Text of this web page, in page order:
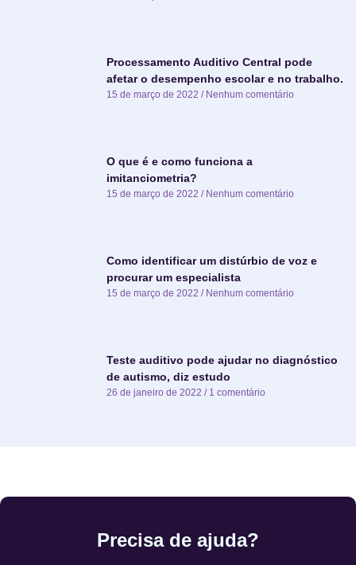
Processamento Auditivo Central pode
afetar o desempenho escolar e no trabalho.
15 de março de 2022 Nenhum comentário
O que é e como funciona a
imitanciometria?
15 de março de 2022 Nenhum comentário
Como identificar um distúrbio de voz e
procurar um especialista
15 de março de 2022 Nenhum comentário
Teste auditivo pode ajudar no diagnóstico
de autismo, diz estudo
26 de janeiro de 2022 1 comentário
Precisa de ajuda?